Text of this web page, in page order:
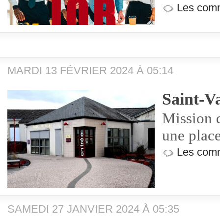
Les
MARDI 13 FÉVRIER 2024 À 05:14
Saint-
Mission
une
Les
SAMEDI 27 JANVIER 2024 À 05:35